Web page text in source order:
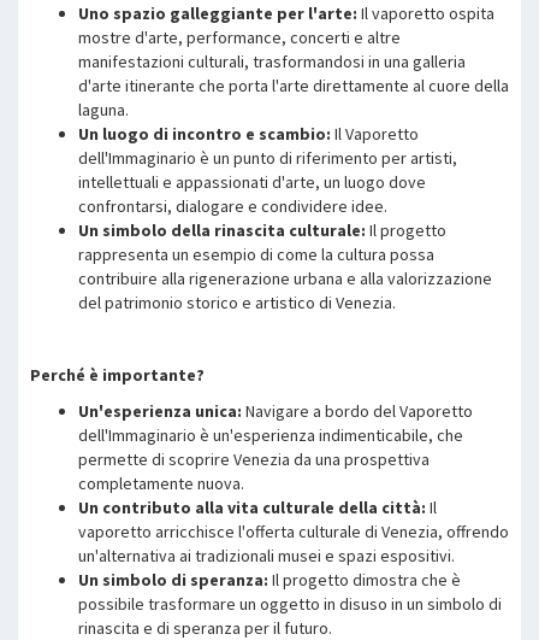
Uno spazio galleggiante per l'arte: Il vaporetto ospita
mostre d'arte, performance, concerti e altre
manifestazioni culturali, trasformandosi in una galleria
d'arte itinerante che porta l'arte direttamente al cuore della
laguna.
Un luogo di incontro e scambio: Il Vaporetto
dell'Immaginario è un punto di riferimento per artisti,
intellettuali e appassionati d'arte, un luogo dove
confrontarsi, dialogare e condividere idee.
Un simbolo della rinascita culturale: Il progetto
rappresenta un esempio di come la cultura possa
contribuire alla rigenerazione urbana e alla valorizzazione
del patrimonio storico e artistico di Venezia.
Perché è importante?
Un'esperienza unica: Navigare a bordo del Vaporetto
dell'Immaginario è un'esperienza indimenticabile, che
permette di scoprire Venezia da una prospettiva
completamente nuova.
Un contributo alla vita culturale della città: Il
vaporetto arricchisce l'offerta culturale di Venezia, offrendo
un'alternativa ai tradizionali musei e spazi espositivi.
Un simbolo di speranza: Il progetto dimostra che è
possibile trasformare un oggetto in disuso in un simbolo di
rinascita e di speranza per il futuro.